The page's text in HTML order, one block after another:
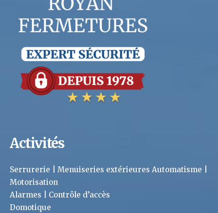
Activités
Serrurerie | Menuiseries extérieures Automatisme |
Motorisation
Alarmes | Contrôle d’accès
Domotique